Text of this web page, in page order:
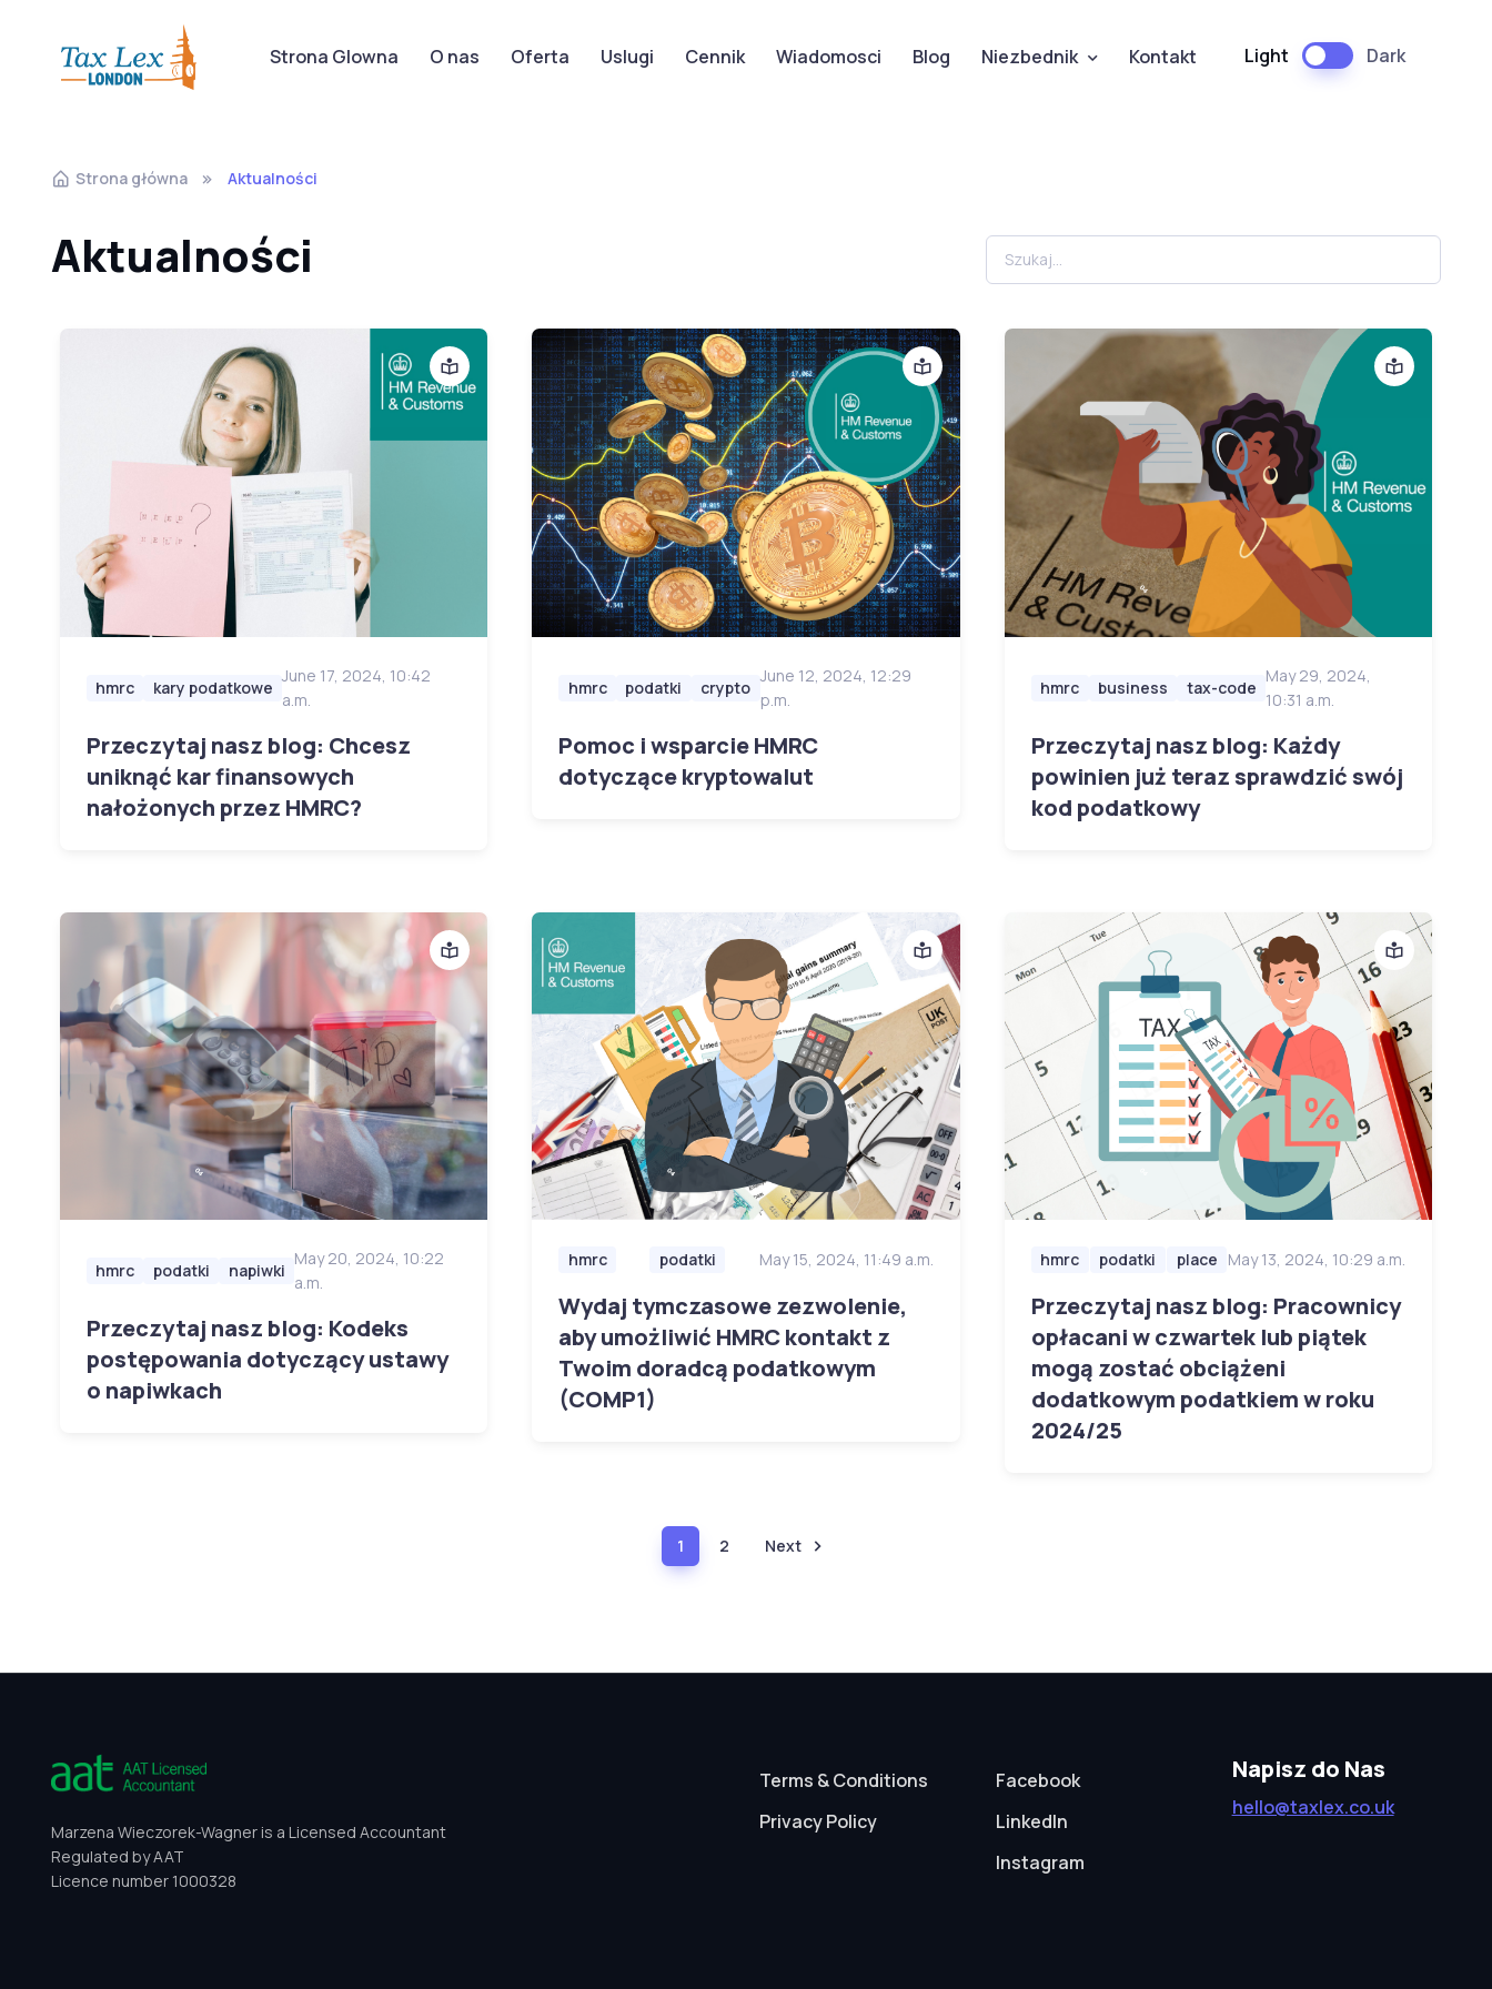
Strona Glowna O nas Oferta Uslugi Cennik Wiadomosci Blog Niezbednik Kontakt Light Dark
Strona główna Aktualności
Aktualności
hmrc kary podatkowe
June 17, 2024, 10:42
a.m.
Przeczytaj nasz blog: Chcesz
uniknąć kar finansowych
nałożonych przez HMRC?
hmrc podatki crypto
June 12, 2024, 12:29
p.m.
Pomoc i wsparcie HMRC
dotyczące kryptowalut
hmrc business tax-code
May 29, 2024,
10:31 a.m.
Przeczytaj nasz blog: Każdy
powinien już teraz sprawdzić swój
kod podatkowy
hmrc podatki napiwki
May 20, 2024, 10:22
a.m.
Przeczytaj nasz blog: Kodeks
postępowania dotyczący ustawy
o napiwkach
hmrc podatki May 15, 2024, 11:49 a.m.
Wydaj tymczasowe zezwolenie,
aby umożliwić HMRC kontakt z
Twoim doradcą podatkowym
(COMP1)
hmrc podatki place May 13, 2024, 10:29 a.m.
Przeczytaj nasz blog: Pracownicy
opłacani w czwartek lub piątek
mogą zostać obciążeni
dodatkowym podatkiem w roku
2024/25
1(current)
2 Next
Marzena Wieczorek-Wagner is a Licensed Accountant
Regulated by AAT
Licence number 1000328
Terms & Conditions
Privacy Policy
Facebook
LinkedIn
Instagram
Napisz do Nas
hello@taxlex.co.uk